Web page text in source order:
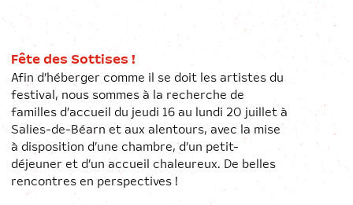
Fête des Sottises !
Afin d’héberger comme il se doit les artistes du
festival, nous sommes à la recherche de
familles d’accueil du jeudi 16 au lundi 20 juillet à
Salies-de-Béarn et aux alentours, avec la mise
à disposition d’une chambre, d’un petit-
déjeuner et d’un accueil chaleureux. De belles
rencontres en perspectives !